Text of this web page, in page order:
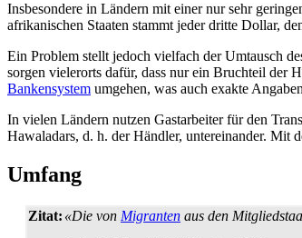
Insbesondere in Ländern mit einer nur sehr
afrikanischen Staaten stammt jeder dritte Dollar,
Ein Problem stellt jedoch vielfach der Umtausch
sorgen vielerorts dafür, dass nur ein Bruchteil der
Bankensystem umgehen, was auch exakte
In vielen Ländern nutzen Gastarbeiter für den
Hawaladars, d. h. der Händler, untereinander. Mit
Umfang
Zitat: «Die von Migranten aus den